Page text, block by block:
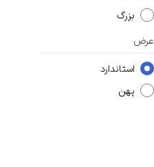
بزرگ
عرض
استاندارد
پهن